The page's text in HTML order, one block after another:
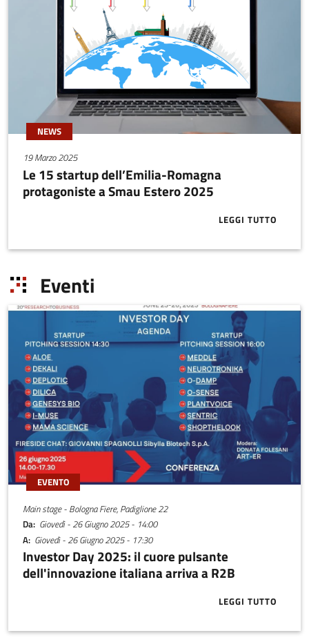
NEWS
19 Marzo 2025
Le 15 startup dell’Emilia-Romagna
protagoniste a Smau Estero 2025
LEGGI TUTTOABOUT LE 15
Eventi
EVENTO
Main stage - Bologna Fiere, Padiglione 22
Da Giovedì - 26 Giugno 2025 - 14:00
A Giovedì - 26 Giugno 2025 - 17:30
Investor Day 2025: il cuore pulsante
dell'innovazione italiana arriva a R2B
LEGGI TUTTO
ABOUT